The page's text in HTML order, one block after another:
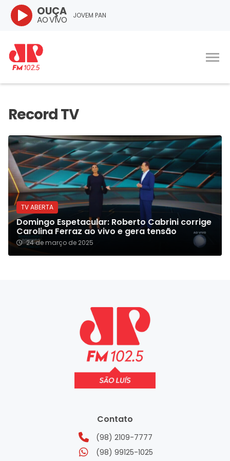
JOVEM PAN
OUÇA
AO VIVO
TV ABERTA
Domingo Espetacular: Roberto Cabrini corrige
Carolina Ferraz ao vivo e gera tensão
24 de março de 2025
Contato
(98) 2109-7777
(98) 99125-1025